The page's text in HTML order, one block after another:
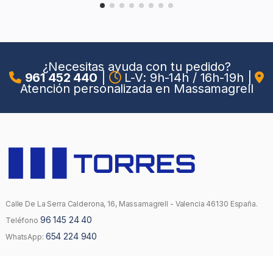
¿Necesitas ayuda con tu pedido?
961 452 440 L-V: 9h-14h / 16h-19h
Atención personalizada en Massamagrell
Calle De La Serra Calderona, 16, Massamagrell - Valencia 46130 España.
Teléfono 96 145 24 40
WhatsApp: 654 224 940